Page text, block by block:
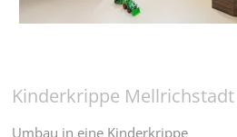
Kinderkrippe Mellrichstadt
Umbau in eine Kinderkrippe